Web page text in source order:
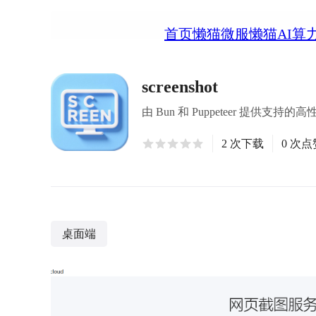
首页懒猫微服懒猫AI算
screenshot
由 Bun 和 Puppeteer 提供支持的高
2 次下载 0 次点
桌面端